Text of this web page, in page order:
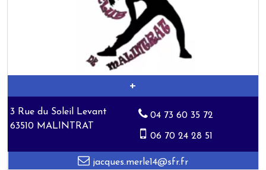
3 Rue du Soleil Levant
63510 MALINTRAT
04 73 60 35 72
06 70 24 28 51
jacques.merle14@sfr.fr